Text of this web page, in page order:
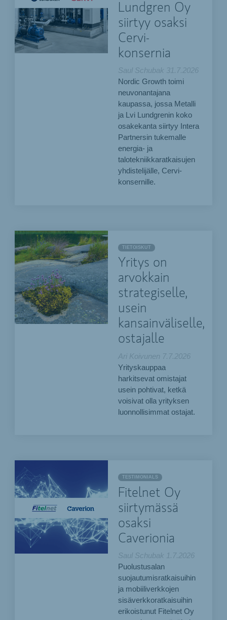
Lundgren Oy
siirtyy osaksi
Cervi-
konsernia
Saul Schubak 31.7.2026
Nordic Growth toimi
neuvonantajana
kaupassa, jossa Metalli
ja Lvi Lundgrenin koko
osakekanta siirtyy Intera
Partnersin tukemalle
energia- ja
talotekniikkaratkaisujen
yhdistelijälle, Cervi-
konsernille.
TIETOISKUT
Yritys on
arvokkain
strategiselle,
usein
kansainväliselle,
ostajalle
Ari Koivunen 7.7.2026
Yrityskauppaa
harkitsevat omistajat
usein pohtivat, ketkä
voisivat olla yrityksen
luonnollisimmat ostajat.
TESTIMONIALS
Fitelnet Oy
siirtymässä
osaksi
Caverionia
Saul Schubak 1.7.2026
Puolustusalan
suojautumisratkaisuihin
ja mobiiliverkkojen
sisäverkkoratkaisuihin
erikoistunut Fitelnet Oy